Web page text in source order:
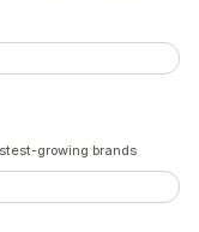
growing brands